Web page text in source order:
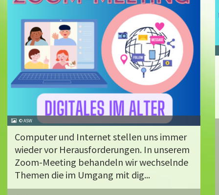
© ASW
Computer und Internet stellen uns immer
wieder vor Herausforderungen. In unserem
Zoom-Meeting behandeln wir wechselnde
Themen die im Umgang mit dig...